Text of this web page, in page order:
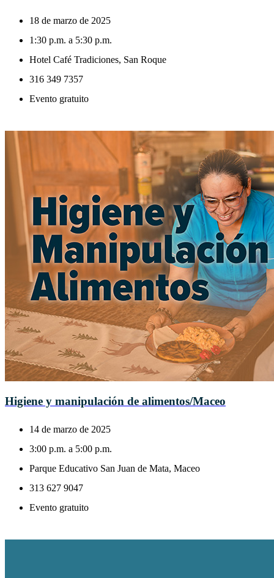
18 de marzo de 2025
1:30 p.m. a 5:30 p.m.
Hotel Café Tradiciones, San Roque
316 349 7357
Evento gratuito
Higiene y manipulación de alimentos/Maceo
14 de marzo de 2025
3:00 p.m. a 5:00 p.m.
Parque Educativo San Juan de Mata, Maceo
313 627 9047
Evento gratuito